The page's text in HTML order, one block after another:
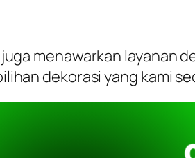
menawarkan layanan
dekorasi yang kami